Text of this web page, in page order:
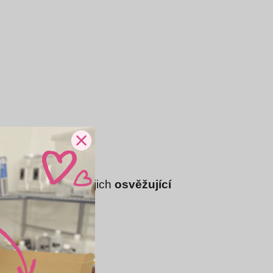
na jazyku. Jejich osvěžující